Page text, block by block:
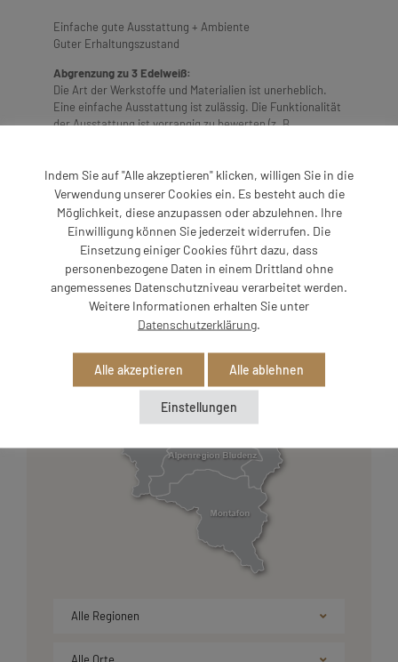
Einfache gute Ausstattung + Ambiente
Guter Erhaltungszustand
Abgrenzung zu 3 Edelweiß:
Die Art der Werkstoffe und Materialien ist unerheblich.
Eine einfache Ausstattung ist zulässig. Die Funktionalität
der Ausstattung ist vorrangig zu bewerten (z. B.
GASTGEBER
Suchen & Buchen
Indem Sie auf "Alle akzeptieren" klicken, willigen Sie in die
Verwendung unserer Cookies ein. Es besteht auch die
Möglichkeit, diese anzupassen oder abzulehnen. Ihre
Einwilligung können Sie jederzeit widerrufen. Die
Einsetzung einiger Cookies führt dazu, dass
personenbezogene Daten in einem Drittland ohne
angemessenes Datenschutzniveau verarbeitet werden.
Weitere Informationen erhalten Sie unter
Datenschutzerklärung.
Alle akzeptieren Alle ablehnen
Einstellungen